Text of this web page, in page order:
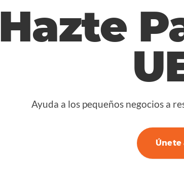
Hazte
Ayuda a los pequeños negocios a
Únete